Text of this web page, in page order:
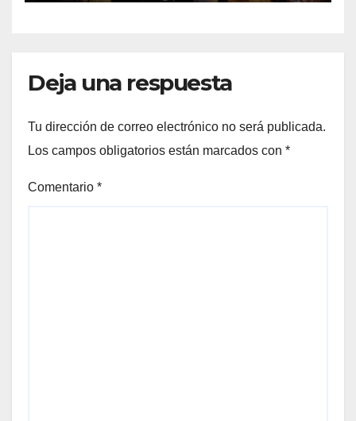
Deja una respuesta
Tu dirección de correo electrónico no será publicada.
Los campos obligatorios están marcados con *
Comentario *